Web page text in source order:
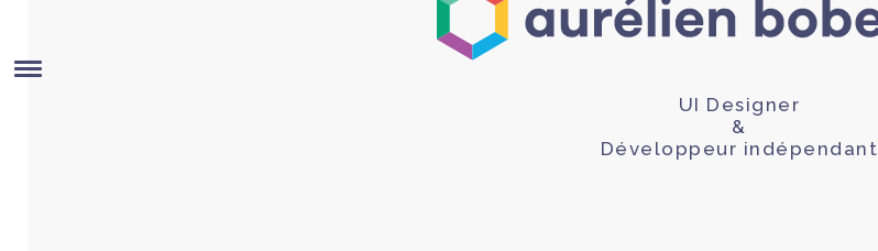
UI Designer
&
Développeur indépendant